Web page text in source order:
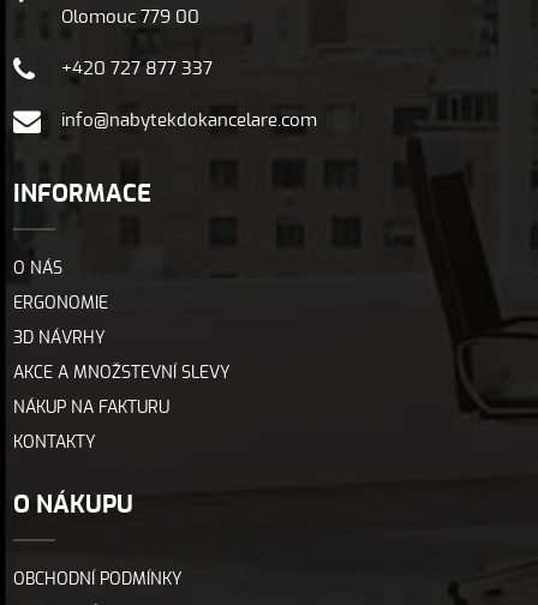
Olomouc 779 00
+420 727 877 337
info@nabytekdokancelare.com
INFORMACE
O NÁS
ERGONOMIE
3D NÁVRHY
AKCE A MNOŽSTEVNÍ SLEVY
NÁKUP NA FAKTURU
KONTAKTY
O NÁKUPU
OBCHODNÍ PODMÍNKY